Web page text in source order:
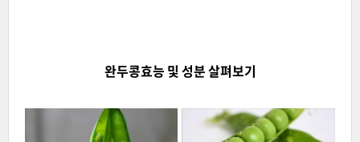
완두콩효능 및 성분 살펴보기